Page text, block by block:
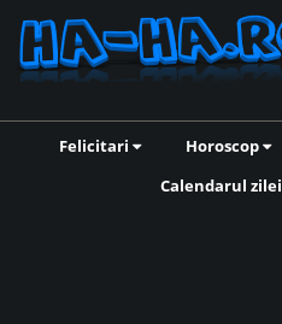
Felicitari Horoscop
Calendarul zilei